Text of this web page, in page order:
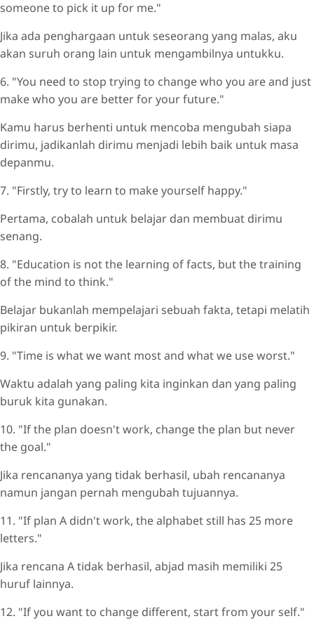
someone to pick it up for me."
Jika ada penghargaan untuk seseorang yang malas, aku
akan suruh orang lain untuk mengambilnya untukku.
6. "You need to stop trying to change who you are and just
make who you are better for your future."
Kamu harus berhenti untuk mencoba mengubah siapa
dirimu, jadikanlah dirimu menjadi lebih baik untuk masa
depanmu.
7. "Firstly, try to learn to make yourself happy."
Pertama, cobalah untuk belajar dan membuat dirimu
senang.
8. "Education is not the learning of facts, but the training
of the mind to think."
Belajar bukanlah mempelajari sebuah fakta, tetapi melatih
pikiran untuk berpikir.
9. "Time is what we want most and what we use worst."
Waktu adalah yang paling kita inginkan dan yang paling
buruk kita gunakan.
10. "If the plan doesn't work, change the plan but never
the goal."
Jika rencananya yang tidak berhasil, ubah rencananya
namun jangan pernah mengubah tujuannya.
11. "If plan A didn't work, the alphabet still has 25 more
letters."
Jika rencana A tidak berhasil, abjad masih memiliki 25
huruf lainnya.
12. "If you want to change different, start from your self."